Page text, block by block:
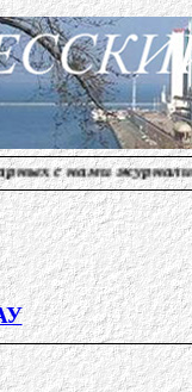
Наш